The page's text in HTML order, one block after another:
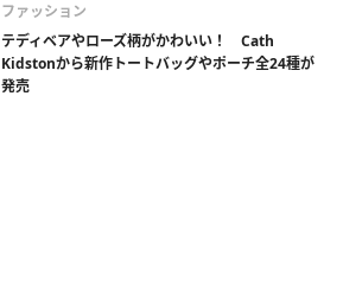
ファッション
テディベアやローズ柄がかわいい！ Cath
Kidstonから新作トートバッグやポーチ全24種が
発売